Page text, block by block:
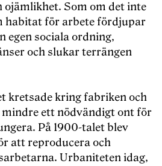
ojämlikhet. Som om det inte
habitat för arbete fördjupar
egen sociala ordning,
och slukar terrängen
kretsade kring fabriken och
mindre ett nödvändigt ont för
På 1900-talet blev
att reproducera och
Urbaniteten idag,